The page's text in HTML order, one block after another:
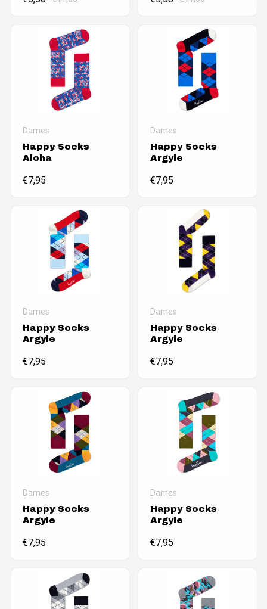
Dames
Happy Socks
Aloha
€7,95
Dames
Happy Socks
Argyle
€7,95
Dames
Happy Socks
Argyle
€7,95
Dames
Happy Socks
Argyle
€7,95
Dames
Happy Socks
Argyle
€7,95
Dames
Happy Socks
Argyle
€7,95